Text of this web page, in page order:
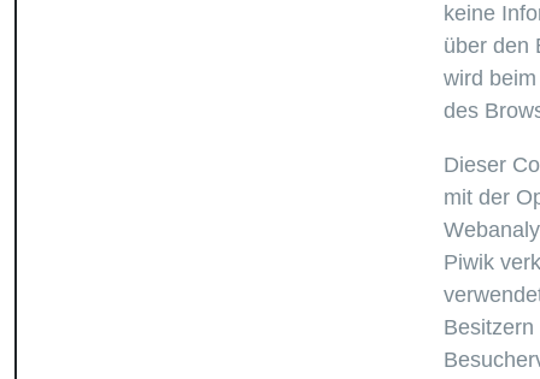
keine
über den
wird
des
Dieser
mit der
Piwik